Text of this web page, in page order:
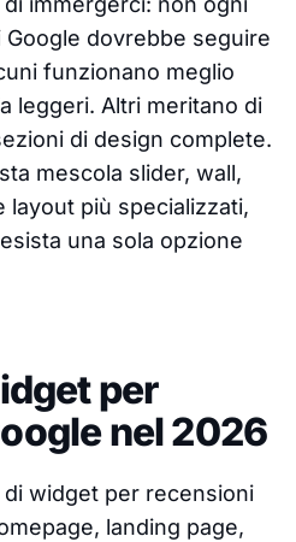
dovrebbe seguire
funzionano meglio
leggeri. Altri meritano di
di design complete.
mescola slider, wall,
layout più specializzati,
una sola opzione
per
nel 2026
widget per recensioni
landing page,